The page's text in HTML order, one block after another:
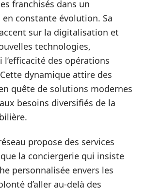
franchisés dans un
constante évolution. Sa
sur la digitalisation et
technologies,
des opérations
dynamique attire des
quête de solutions modernes
besoins diversifiés de la
propose des services
la conciergerie qui insiste
personnalisée envers les
d’aller au-delà des